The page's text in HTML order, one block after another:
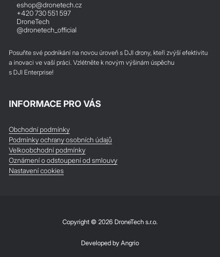
eshop@dronetech.cz
+420 730 551 597
DroneTech
@dronetech_official
Posuňte své podnikání na novou úroveň s DJI drony, kteří zvýší efektivitu
a inovaci ve vaší práci. Vzlétněte k novým výšinám úspěchu
s DJI Enterprise!
INFORMACE PRO VÁS
Obchodní podmínky
Podmínky ochrany osobních údajů
Velkoobchodní podmínky
Oznámení o odstoupení od smlouvy
Nastavení cookies
Copyright © 2026 DroneTech s.r.o.
Developed byAngrio